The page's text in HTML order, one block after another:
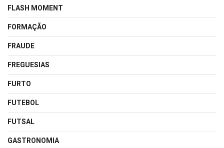
FLASH MOMENT
FORMAÇÃO
FRAUDE
FREGUESIAS
FURTO
FUTEBOL
FUTSAL
GASTRONOMIA